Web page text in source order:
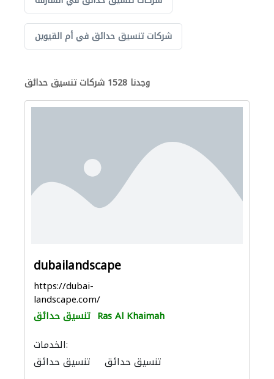
شركات تنسيق حدائق في أم القيوين
وجدنا 1528 شركات تنسيق حدائق
dubailandscape
https://dubai-
landscape.com/
تنسيق حدائق Ras Al Khaimah
الخدمات:
تنسيق حدائق
تنسيق حدائق